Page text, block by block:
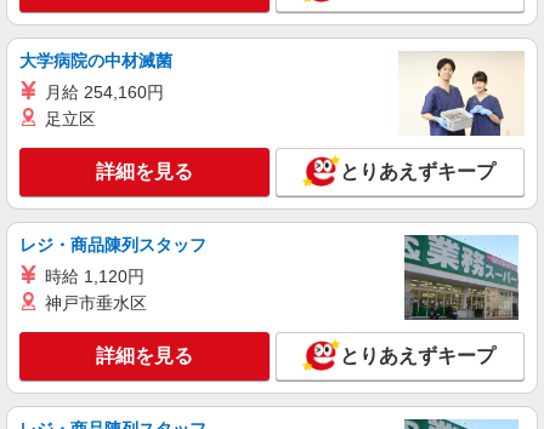
株式会社シエロ
スマホ携帯販売【ソフトバンク】
時給1400円〜1450円（経験・能力による） ※
残業代支給 ★交通費別途支給（規定あり） ゜
+゜・。○。・゜+゜・。○。・゜+゜ 入社祝い金10
ィブ支給(規定有) ★月2回払い・週払い可能（規程
有）★ ゜・。○。・゜+゜・。○。・゜+゜
キープ 詳細を見る
派遣社員
月給259200円〜300000円（経験・能力によ
る） ※研修期間6か月・時給1500円〜 ※残業代支
給 ★交通費別途支給（規定あり） ゜+゜・。
○。・゜+゜・。○。・゜+゜ 入社祝い金10万円支
給(規定有) お友達を紹介頂くと, インセンティブ支
大分県大分市の家電量販店
詳細を見る
大学病院の中材滅菌
月給 254,160円
足立区
詳細を見る とりあえずキープ
レジ・商品陳列スタッフ
時給 1,120円
神戸市垂水区
詳細を見る とりあえずキープ